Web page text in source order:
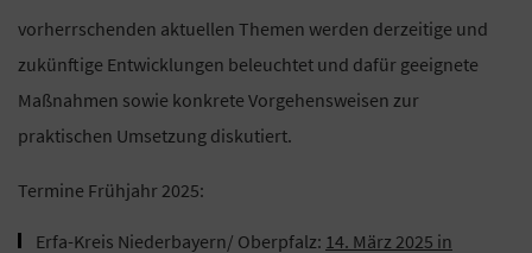
vorherrschenden aktuellen Themen werden derzeitige und
zukünftige Entwicklungen beleuchtet und dafür geeignete
Maßnahmen sowie konkrete Vorgehensweisen zur
praktischen Umsetzung diskutiert.
Termine Frühjahr 2025:
Erfa-Kreis Niederbayern/ Oberpfalz: 14. März 2025 in